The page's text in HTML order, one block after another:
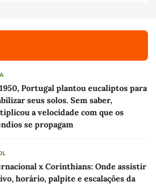
Portugal plantou eucaliptos para
seus solos. Sem saber,
a velocidade com que os
se propagam
x Corinthians: Onde assistir
horário, palpite e escalações da